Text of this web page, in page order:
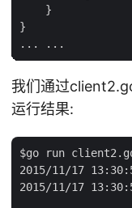
    }
}
我们通过
运行结果:
$go run
2015/11/17
2015/11/17